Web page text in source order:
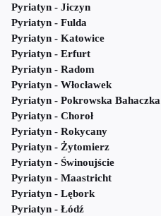
Pyriatyn - Jiczyn
Pyriatyn - Fulda
Pyriatyn - Katowice
Pyriatyn - Erfurt
Pyriatyn - Radom
Pyriatyn - Włocławek
Pyriatyn - Pokrowska Bahaczka
Pyriatyn - Choroł
Pyriatyn - Rokycany
Pyriatyn - Żytomierz
Pyriatyn - Świnoujście
Pyriatyn - Maastricht
Pyriatyn - Lębork
Pyriatyn - Łódź